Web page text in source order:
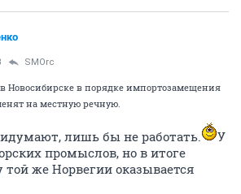
SMOrc
в Новосибирске в порядке импортозамещения
на местную речную.
лишь бы не работать.
У
промыслов, но в итоге
той же Норвегии оказывается